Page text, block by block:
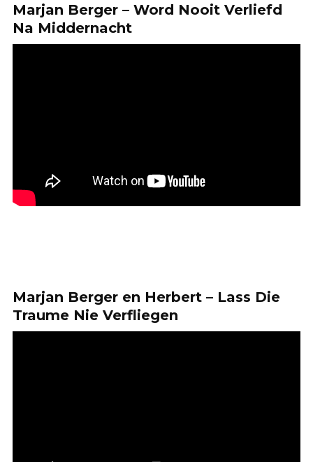
Marjan Berger – Word Nooit Verliefd
Na Middernacht
Marjan Berger en Herbert – Lass Die
Traume Nie Verfliegen